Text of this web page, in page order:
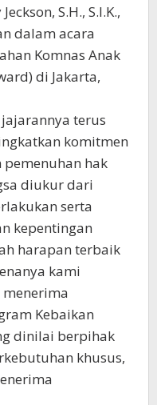
S.H., S.I.K.,
dalam acara
Komnas Anak
di Jakarta,
jajarannya terus
komitmen
hak
diukur dari
serta
kepentingan
harapan terbaik
kami
Kebaikan
dinilai berpihak
khusus,